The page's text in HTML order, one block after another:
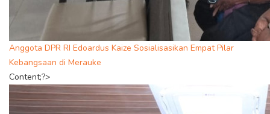
Anggota DPR RI Edoardus Kaize Sosialisasikan Empat Pilar
Kebangsaan di Merauke
Content;?>